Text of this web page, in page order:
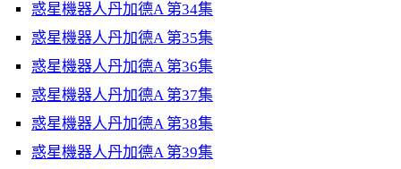
惑星機器人丹加德A 第34集
惑星機器人丹加德A 第35集
惑星機器人丹加德A 第36集
惑星機器人丹加德A 第37集
惑星機器人丹加德A 第38集
惑星機器人丹加德A 第39集